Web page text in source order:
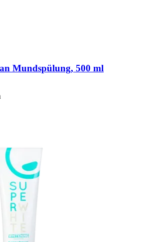
Mundspülung, 500 ml